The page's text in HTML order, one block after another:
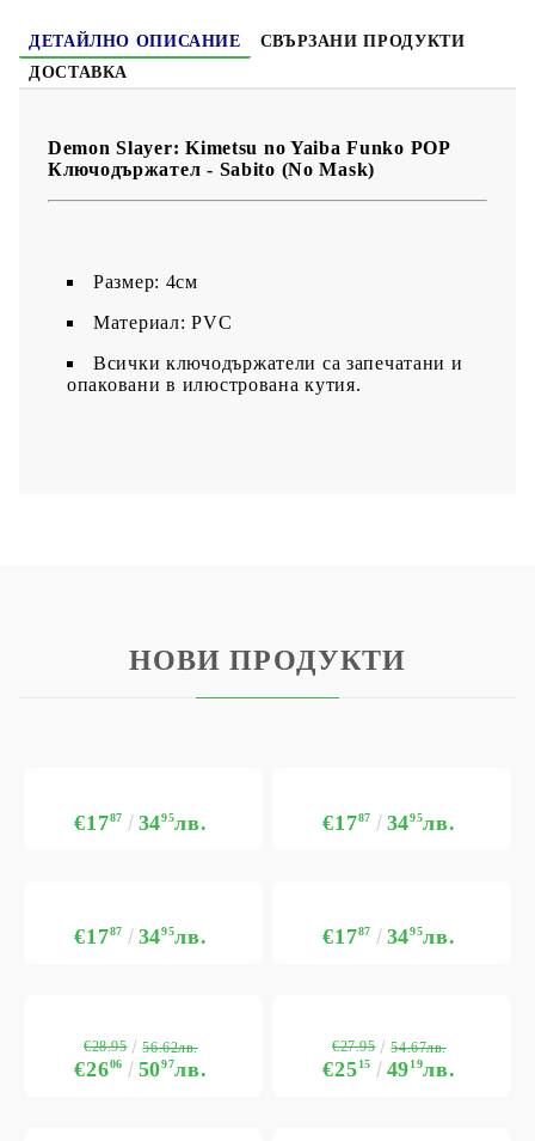
ДЕТАЙЛНО ОПИСАНИЕ
СВЪРЗАНИ ПРОДУКТИ
ДОСТАВКА
Demon Slayer: Kimetsu no Yaiba Funko POP
Ключодържател - Sabito (No Mask)
Размер: 4см
Материал: PVC
Всички ключодържатели са запечатани и
опаковани в илюстрована кутия.
НОВИ ПРОДУКТИ
€1787 3495лв. €1787 3495лв.
€1787 3495лв. €1787 3495лв.
€2606 5097лв.
€28.95 56.62лв.
€2515 4919лв.
€27.95 54.67лв.